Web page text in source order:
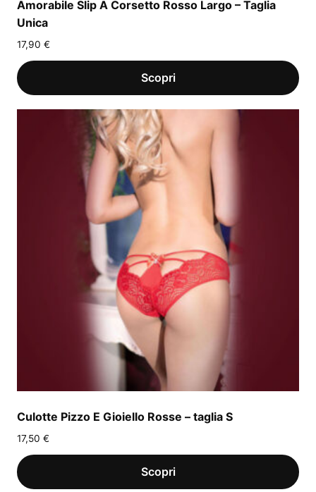
Amorabile Slip A Corsetto Rosso Largo – Taglia
Unica
17,90 €
Culotte Pizzo E Gioiello Rosse – taglia S
17,50 €